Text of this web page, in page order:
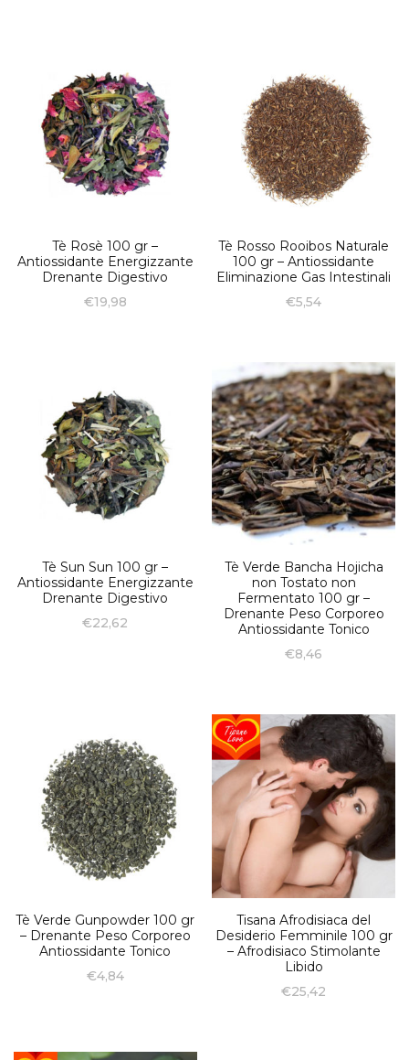
Tè Rosè 100 gr –
Antiossidante Energizzante
Drenante Digestivo
€19,98
Tè Rosso Rooibos Naturale
100 gr – Antiossidante
Eliminazione Gas Intestinali
€5,54
Tè Sun Sun 100 gr –
Antiossidante Energizzante
Drenante Digestivo
€22,62
Tè Verde Bancha Hojicha
non Tostato non
Fermentato 100 gr –
Drenante Peso Corporeo
Antiossidante Tonico
€8,46
Tè Verde Gunpowder 100 gr
– Drenante Peso Corporeo
Antiossidante Tonico
€4,84
Tisana Afrodisiaca del
Desiderio Femminile 100 gr
– Afrodisiaco Stimolante
Libido
€25,42